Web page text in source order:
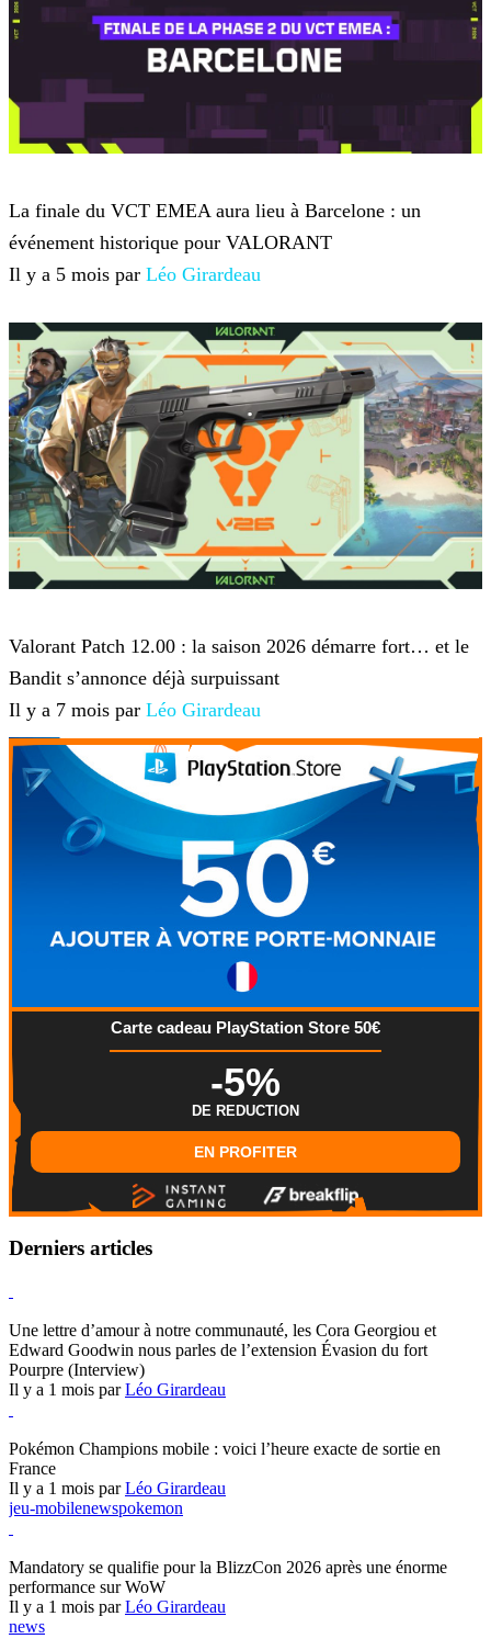
La finale du VCT EMEA aura lieu à Barcelone : un
événement historique pour VALORANT
Il y a 5 mois par Léo Girardeau
Valorant Patch 12.00 : la saison 2026 démarre fort… et le
Bandit s’annonce déjà surpuissant
Il y a 7 mois par Léo Girardeau
Carte cadeau PlayStation Store 50€
-5%
DE REDUCTION
EN PROFITER
Derniers articles
Une lettre d’amour à notre communauté, les Cora Georgiou et
Edward Goodwin nous parles de l’extension Évasion du fort
Pourpre (Interview)
Il y a 1 mois parLéo Girardeau
Pokémon Champions mobile : voici l’heure exacte de sortie en
France
Il y a 1 mois parLéo Girardeau
jeu-mobilenewspokemon
Mandatory se qualifie pour la BlizzCon 2026 après une énorme
performance sur WoW
Il y a 1 mois parLéo Girardeau
news